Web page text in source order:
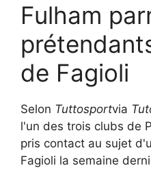
Fulham
de Fagioli
Selon Tuttosportvia
l'un des trois clubs de
pris contact au sujet
Fagioli la semaine